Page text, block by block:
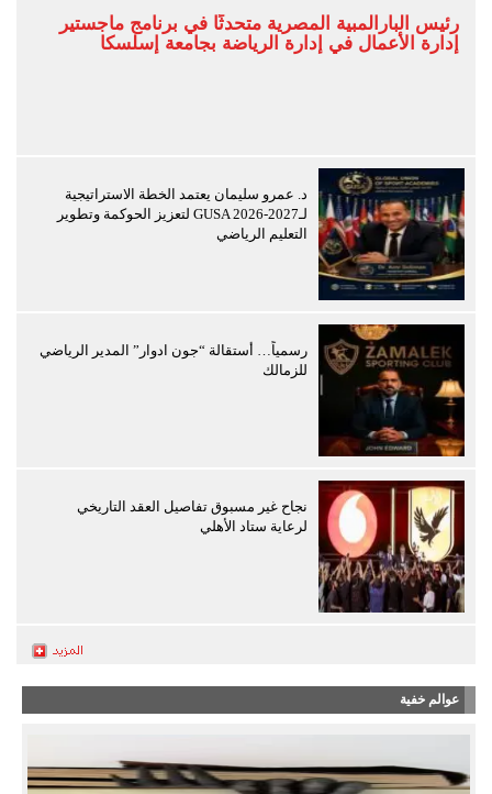
رئيس البارالمبية المصرية متحدثًا في برنامج ماجستير
إدارة الأعمال في إدارة الرياضة بجامعة إسلسكا
د. عمرو سليمان يعتمد الخطة الاستراتيجية
لـGUSA 2026-2027 لتعزيز الحوكمة وتطوير
التعليم الرياضي
رسمياً… أستقالة “جون ادوار” المدير الرياضي
للزمالك
نجاح غير مسبوق تفاصيل العقد التاريخي
لرعاية ستاد الأهلي
عوالم خفية